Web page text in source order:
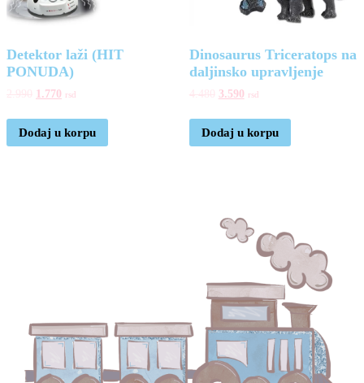
Detektor laži (HIT
PONUDA)
1.770 rsd
Dodaj u korpu
Dinosaurus Triceratops na
daljinsko upravljenje
3.590 rsd
Dodaj u korpu